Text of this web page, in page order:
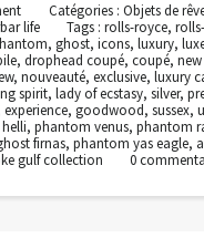
Catégories : Objets de
life Tags :rolls-royce,
, ghost, icons, luxury,
, drophead coupé, coupé,
, nouveauté, exclusive, luxury
spirit, lady of ecstasy, silver,
experience, goodwood, sussex,
, phantom venus, phantom
firnas, phantom yas eagle,
gulf collection
0